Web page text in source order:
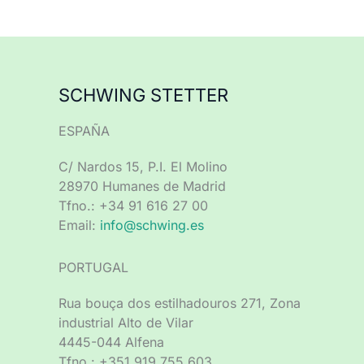
SCHWING STETTER
ESPAÑA
C/ Nardos 15, P.I. El Molino
28970 Humanes de Madrid
Tfno.: +34 91 616 27 00
Email: info@schwing.es
PORTUGAL
Rua bouça dos estilhadouros 271, Zona
industrial Alto de Vilar
4445-044 Alfena